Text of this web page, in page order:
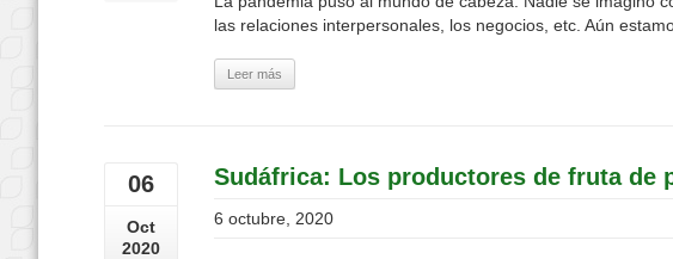
las relaciones interpersonales, los negocios, etc. Aún
Leer más
06
Oct
2020
Sudáfrica: Los productores de fruta de
6 octubre, 2020